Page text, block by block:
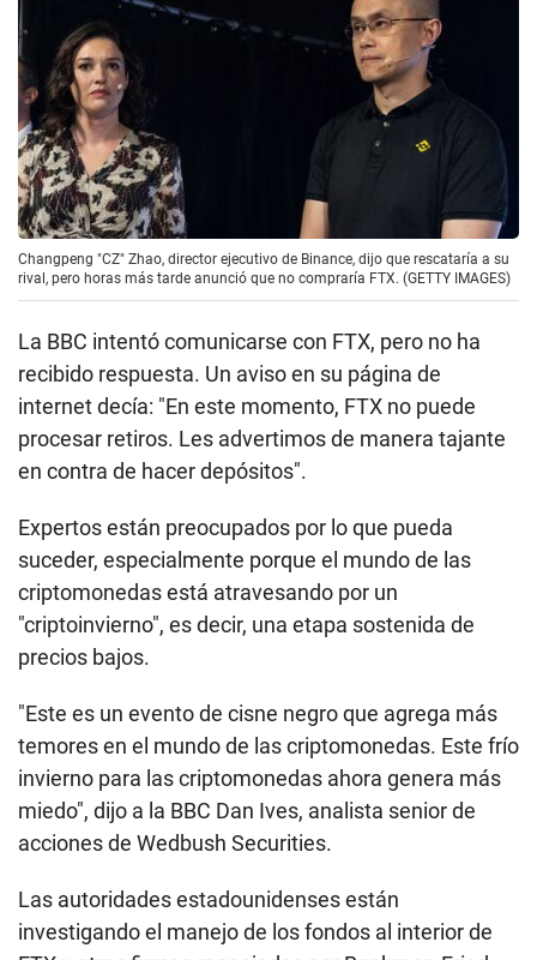
Changpeng "CZ" Zhao, director ejecutivo de Binance, dijo que rescataría a su
rival, pero horas más tarde anunció que no compraría FTX. (GETTY IMAGES)
La BBC intentó comunicarse con FTX, pero no ha
recibido respuesta. Un aviso en su página de
internet decía: "En este momento, FTX no puede
procesar retiros. Les advertimos de manera tajante
en contra de hacer depósitos".
Expertos están preocupados por lo que pueda
suceder, especialmente porque el mundo de las
criptomonedas está atravesando por un
"criptoinvierno", es decir, una etapa sostenida de
precios bajos.
"Este es un evento de cisne negro que agrega más
temores en el mundo de las criptomonedas. Este frío
invierno para las criptomonedas ahora genera más
miedo", dijo a la BBC Dan Ives, analista senior de
acciones de Wedbush Securities.
Las autoridades estadounidenses están
investigando el manejo de los fondos al interior de